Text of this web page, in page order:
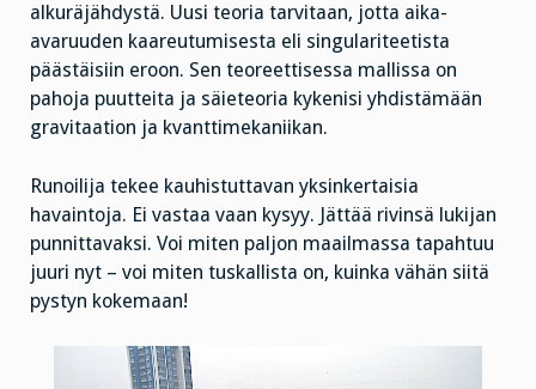
alkuräjähdystä. Uusi teoria tarvitaan, jotta aika-
avaruuden kaareutumisesta eli singulariteetista
päästäisiin eroon. Sen teoreettisessa mallissa on
pahoja puutteita ja säieteoria kykenisi yhdistämään
gravitaation ja kvanttimekaniikan.
Runoilija tekee kauhistuttavan yksinkertaisia
havaintoja. Ei vastaa vaan kysyy. Jättää rivinsä lukijan
punnittavaksi. Voi miten paljon maailmassa tapahtuu
juuri nyt – voi miten tuskallista on, kuinka vähän siitä
pystyn kokemaan!